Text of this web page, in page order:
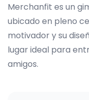
Merchanfit es un
ubicado en pleno
motivador y su
lugar ideal para
amigos.